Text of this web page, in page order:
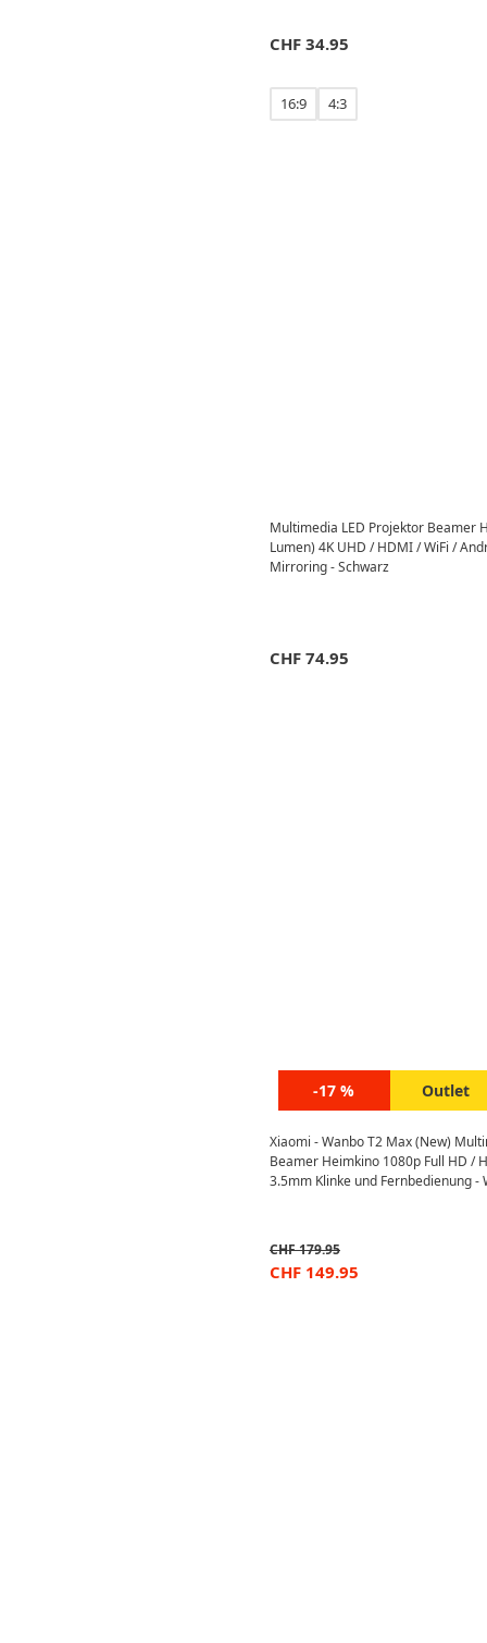
CHF 34.95
16:9 4:3
Multimedia LED Projektor Beamer
Lumen) 4K UHD / HDMI / WiFi /
Mirroring - Schwarz
CHF 74.95
-17 % Outlet
Xiaomi - Wanbo T2 Max (New)
Beamer Heimkino 1080p Full HD /
3.5mm Klinke und Fernbedienung -
CHF179.95
CHF 149.95